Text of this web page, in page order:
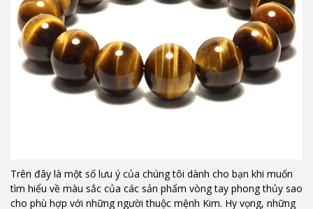
Trên đây là một số lưu ý của chúng tôi dành cho bạn khi muốn
tìm hiểu về màu sắc của các sản phẩm vòng tay phong thủy sao
cho phù hợp với những người thuộc mệnh Kim. Hy vọng, những